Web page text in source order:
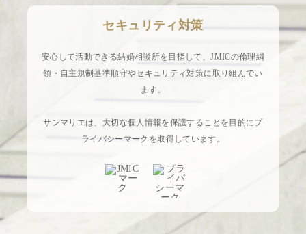
セキュリティ対策
安心して活動できる結婚相談所を目指して、JMICの倫理綱
領・自主規制基準順守やセキュリティ対策に取り組んでい
ます。
サンマリエは、大切な個人情報を保護することを目的にプ
ライバシーマークを取得しています。